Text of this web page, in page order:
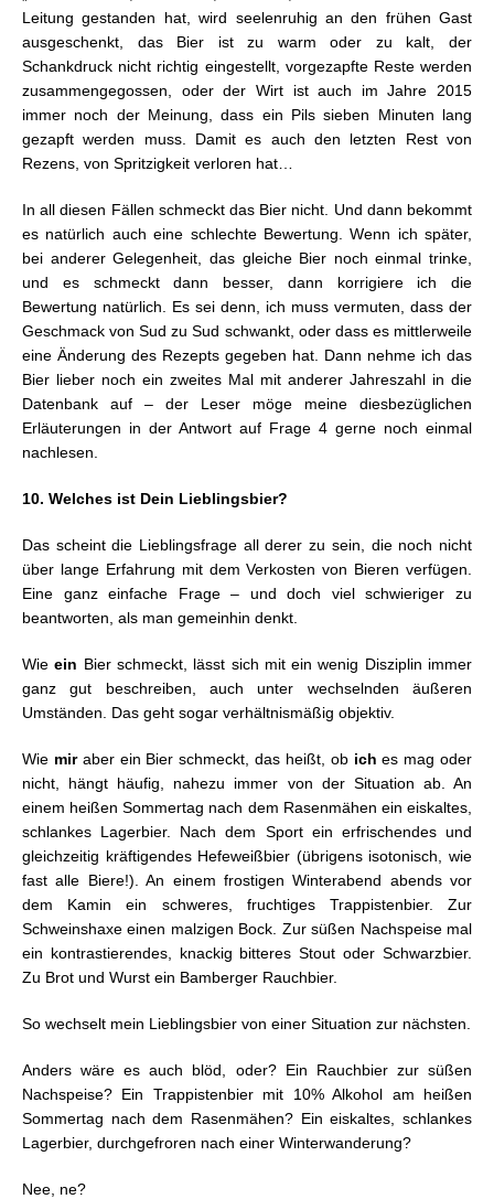
Leitung gestanden hat, wird seelenruhig an den frühen Gast
ausgeschenkt, das Bier ist zu warm oder zu kalt, der
Schankdruck nicht richtig eingestellt, vorgezapfte Reste werden
zusammengegossen, oder der Wirt ist auch im Jahre 2015
immer noch der Meinung, dass ein Pils sieben Minuten lang
gezapft werden muss. Damit es auch den letzten Rest von
Rezens, von Spritzigkeit verloren hat…
In all diesen Fällen schmeckt das Bier nicht. Und dann bekommt
es natürlich auch eine schlechte Bewertung. Wenn ich später,
bei anderer Gelegenheit, das gleiche Bier noch einmal trinke,
und es schmeckt dann besser, dann korrigiere ich die
Bewertung natürlich. Es sei denn, ich muss vermuten, dass der
Geschmack von Sud zu Sud schwankt, oder dass es mittlerweile
eine Änderung des Rezepts gegeben hat. Dann nehme ich das
Bier lieber noch ein zweites Mal mit anderer Jahreszahl in die
Datenbank auf – der Leser möge meine diesbezüglichen
Erläuterungen in der Antwort auf Frage 4 gerne noch einmal
nachlesen.
10. Welches ist Dein Lieblingsbier?
Das scheint die Lieblingsfrage all derer zu sein, die noch nicht
über lange Erfahrung mit dem Verkosten von Bieren verfügen.
Eine ganz einfache Frage – und doch viel schwieriger zu
beantworten, als man gemeinhin denkt.
Wieein Bier schmeckt, lässt sich mit ein wenig Disziplin immer
ganz gut beschreiben, auch unter wechselnden äußeren
Umständen. Das geht sogar verhältnismäßig objektiv.
Wie miraber ein Bier schmeckt, das heißt, ob ich es mag oder
nicht, hängt häufig, nahezu immer von der Situation ab. An
einem heißen Sommertag nach dem Rasenmähen ein eiskaltes,
schlankes Lagerbier. Nach dem Sport ein erfrischendes und
gleichzeitig kräftigendes Hefeweißbier (übrigens isotonisch, wie
fast alle Biere!). An einem frostigen Winterabend abends vor
dem Kamin ein schweres, fruchtiges Trappistenbier. Zur
Schweinshaxe einen malzigen Bock. Zur süßen Nachspeise mal
ein kontrastierendes, knackig bitteres Stout oder Schwarzbier.
Zu Brot und Wurst ein Bamberger Rauchbier.
So wechselt mein Lieblingsbier von einer Situation zur nächsten.
Anders wäre es auch blöd, oder? Ein Rauchbier zur süßen
Nachspeise? Ein Trappistenbier mit 10% Alkohol am heißen
Sommertag nach dem Rasenmähen? Ein eiskaltes, schlankes
Lagerbier, durchgefroren nach einer Winterwanderung?
Nee, ne?